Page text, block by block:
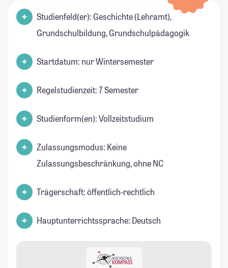
Studienfeld(er): Geschichte (Lehramt),
Grundschulbildung, Grundschulpädagogik
Startdatum: nur Wintersemester
Regelstudienzeit: 7 Semester
Studienform(en): Vollzeitstudium
Zulassungsmodus: Keine
Zulassungsbeschränkung, ohne NC
Trägerschaft: öffentlich-rechtlich
Hauptunterrichtssprache: Deutsch